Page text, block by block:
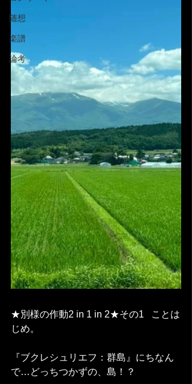
随想
楽譜
論考
★別様の作動2 in 1 in 2★その1   ことは
じめ。
『ブクレシュリエフ：群島』にちなん
で…どっちつかずの、島！？